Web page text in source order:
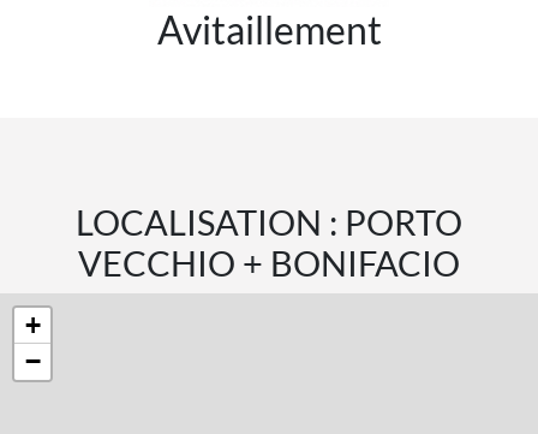
Avitaillement
LOCALISATION : PORTO
VECCHIO + BONIFACIO
+
−